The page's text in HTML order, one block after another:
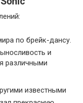
по брейк-дансу.
и
различными
известными